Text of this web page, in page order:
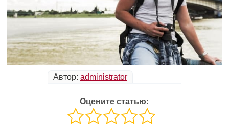
Автор: administrator
Оцените статью: